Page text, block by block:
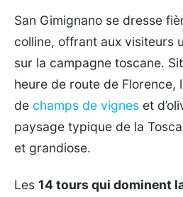
San Gimignano se dresse
colline, offrant aux visiteurs
sur la campagne toscane.
heure de route de Florence,
de champs de vignes et
paysage typique de la
et grandiose.
Les 14 tours qui dominent